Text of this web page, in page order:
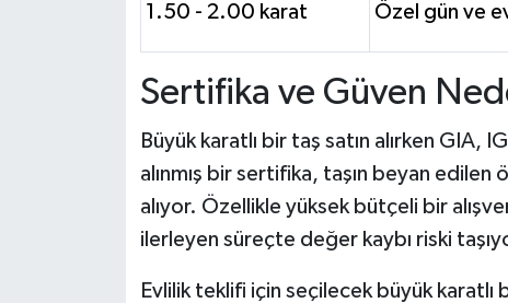
1.50 - 2.00 karat Özel gün ve
Sertifika ve Güven
Büyük karatlı bir taş satın alırken GIA,
alınmış bir sertifika, taşın beyan
alıyor. Özellikle yüksek bütçeli bir
ilerleyen süreçte değer kaybı riski
Evlilik teklifi için seçilecek büyük